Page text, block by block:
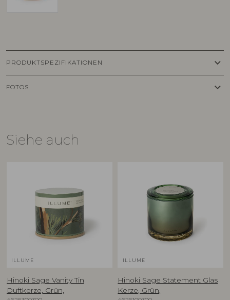
PRODUKTSPEZIFIKATIONEN keyboard_arrow_down
FOTOS keyboard_arrow_down
Siehe auch
ILLUME
Hinoki Sage Vanity Tin
Duftkerze, Grün,
ILLUME
Hinoki Sage Statement Glas
Kerze, Grün,